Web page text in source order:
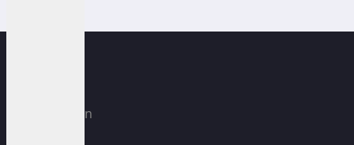
Climatización